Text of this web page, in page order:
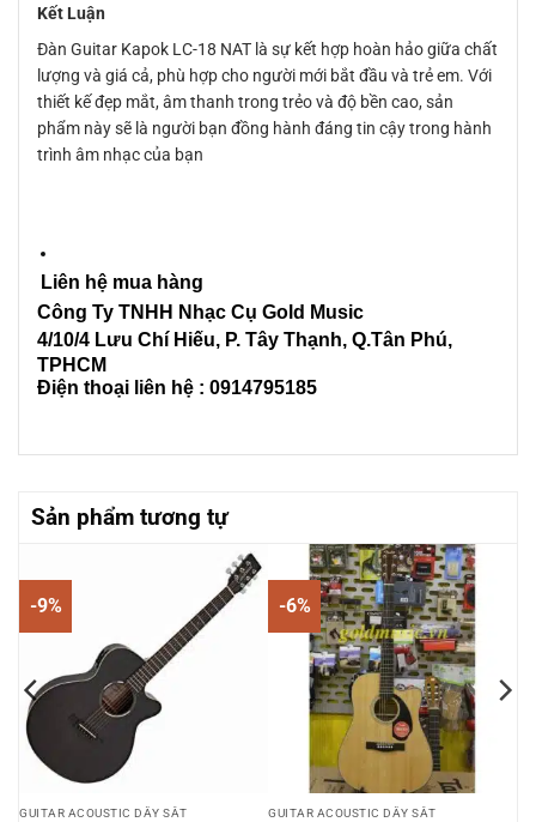
Kết Luận
Đàn Guitar Kapok LC-18 NAT là sự kết hợp hoàn hảo giữa chất
lượng và giá cả, phù hợp cho người mới bắt đầu và trẻ em. Với
thiết kế đẹp mắt, âm thanh trong trẻo và độ bền cao, sản
phẩm này sẽ là người bạn đồng hành đáng tin cậy trong hành
trình âm nhạc của bạn
Liên hệ mua hàng
Công Ty TNHH Nhạc Cụ Gold Music
4/10/4 Lưu Chí Hiếu, P. Tây Thạnh, Q.Tân Phú,
TPHCM
Điện thoại liên hệ : 0914795185
Sản phẩm tương tự
-9%
GUITAR ACOUSTIC DÂY SẮT
-6%
GUITAR ACOUSTIC DÂY SẮT